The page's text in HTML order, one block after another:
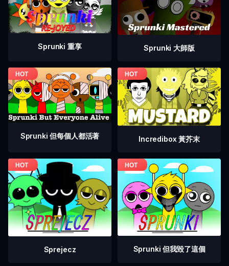
Sprunki 重享 Sprunki 大師版
Sprunki 但每個人都活著 Incredibox 黃芥末
Sprejecz Sprunki 但我毀了這個